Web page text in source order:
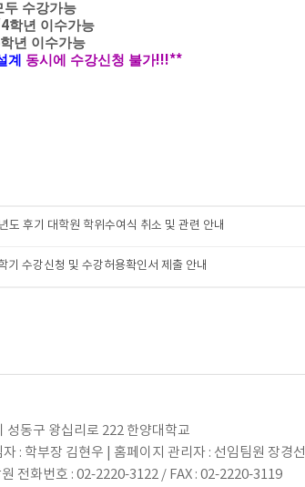
두 수강가능
학년 이수가능
학년 이수가능
계 동시에 수강신청 불가!!!**
도 후기 대학원 학위수여식 취소 및 관련 안내
기 수강신청 및 수강허용확인서 제출 안내
성동구 왕십리로 222 한양대학교
: 학부장 김현우 | 홈페이지 관리자 : 선임팀원 장경선
전화번호 : 02-2220-3122 / FAX : 02-2220-3119